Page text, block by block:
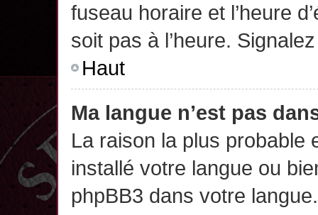
fuseau horaire et l’heure
soit pas à l’heure.
Haut
Ma langue n’est pas
La raison la plus probable
installé votre langue ou
phpBB3 dans votre